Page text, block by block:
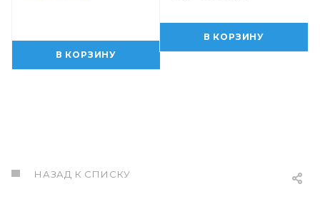
В КОРЗИНУ
В КОРЗИНУ
НАЗАД К СПИСКУ